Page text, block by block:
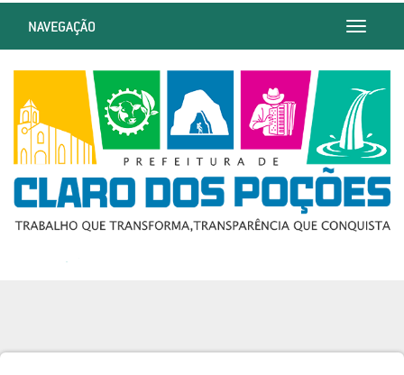
Toggle
NAVEGAÇÃO